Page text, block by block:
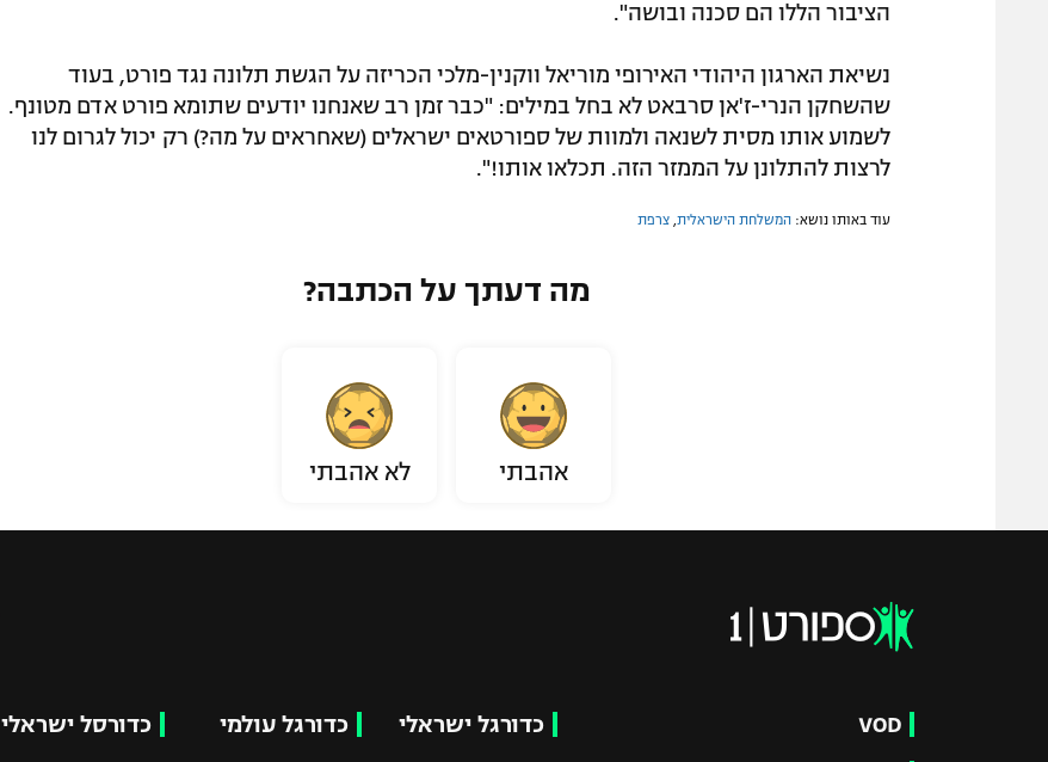
הציבור הללו הם סכנה ובושה".
נשיאת הארגון היהודי האירופי מוריאל ווקנין-מלכי הכריזה על הגשת תלונה נגד פורט, בעוד
שהשחקן הנרי-ז'אן סרבאט לא בחל במילים: "כבר זמן רב שאנחנו יודעים שתומא פורט אדם מטונף.
לשמוע אותו מסית לשנאה ולמוות של ספורטאים ישראלים (שאחראים על מה?) רק יכול לגרום לנו
לרצות להתלונן על הממזר הזה. תכלאו אותו!".
עוד באותו נושא: המשלחת הישראלית צרפת
מה דעתך על הכתבה?
אהבתי לא אהבתי
VOD
כדורגל ישראלי כדורגל עולמי כדורסל ישראלי